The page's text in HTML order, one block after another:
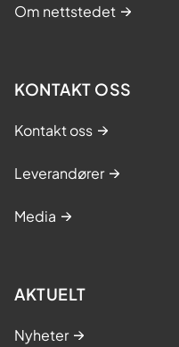
Om nettstedet
KONTAKT OSS
Kontakt oss
Leverandører
Media
AKTUELT
Nyheter